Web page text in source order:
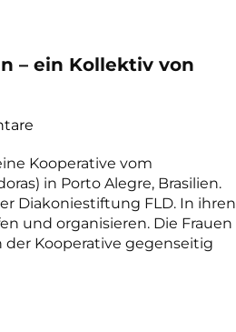
– ein Kollektiv von
Kooperative vom
in Porto Alegre, Brasilien.
Diakoniestiftung FLD. In ihren
und organisieren. Die Frauen
der Kooperative gegenseitig